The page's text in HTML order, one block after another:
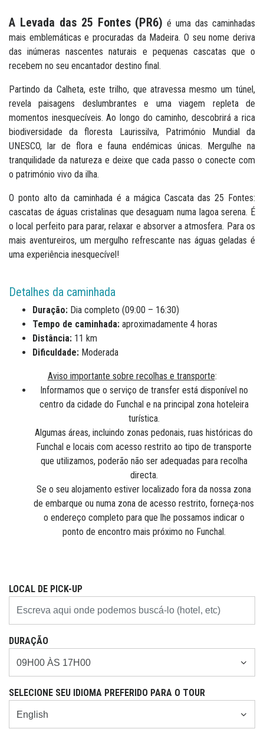
A Levada das 25 Fontes (PR6) é uma das caminhadas
mais emblemáticas e procuradas da Madeira. O seu nome deriva
das inúmeras nascentes naturais e pequenas cascatas que o
recebem no seu encantador destino final.
Partindo da Calheta, este trilho, que atravessa mesmo um túnel,
revela paisagens deslumbrantes e uma viagem repleta de
momentos inesquecíveis. Ao longo do caminho, descobrirá a rica
biodiversidade da floresta Laurissilva, Património Mundial da
UNESCO, lar de flora e fauna endémicas únicas. Mergulhe na
tranquilidade da natureza e deixe que cada passo o conecte com
o património vivo da ilha.
O ponto alto da caminhada é a mágica Cascata das 25 Fontes:
cascatas de águas cristalinas que desaguam numa lagoa serena. É
o local perfeito para parar, relaxar e absorver a atmosfera. Para os
mais aventureiros, um mergulho refrescante nas águas geladas é
uma experiência inesquecível!
Detalhes da caminhada
Duração: Dia completo (09:00 – 16:30)
Tempo de caminhada: aproximadamente 4 horas
Distância: 11 km
Dificuldade: Moderada
Aviso importante sobre recolhas e transporte:
Informamos que o serviço de transfer está disponível no
centro da cidade do Funchal e na principal zona hoteleira
turística.
Algumas áreas, incluindo zonas pedonais, ruas históricas do
Funchal e locais com acesso restrito ao tipo de transporte
que utilizamos, poderão não ser adequadas para recolha
directa.
Se o seu alojamento estiver localizado fora da nossa zona
de embarque ou numa zona de acesso restrito, forneça-nos
o endereço completo para que lhe possamos indicar o
ponto de encontro mais próximo no Funchal.
LOCAL DE PICK-UP
DURAÇÃO
SELECIONE SEU IDIOMA PREFERIDO PARA O TOUR